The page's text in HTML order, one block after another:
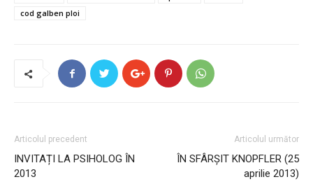
cod galben ploi
Articolul precedent
INVITAȚI LA PSIHOLOG ÎN
2013
Articolul următor
ÎN SFÂRŞIT KNOPFLER (25
aprilie 2013)